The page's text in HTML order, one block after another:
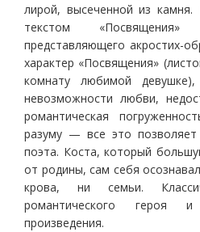
лирой, высеченной из
текстом
представляющего акростих-
характер «Посвящения»
комнату любимой
невозможности любви,
романтическая
разуму — все это
поэта. Коста, который
от родины, сам себя
крова, ни семьи.
романтического героя
произведения.